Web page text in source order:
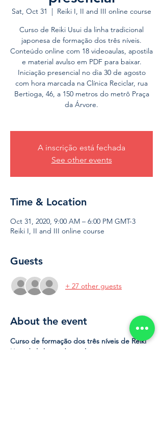
Sat, Oct 31
  |
Reiki I, II and III online course
Curso de Reiki Usui da linha tradicional
japonesa de formação dos três níveis.
Conteúdo online com 18 videoaulas, apostila
e material avulso em PDF para baixar.
Iniciação presencial no dia 30 de agosto
com hora marcada na Clínica Reciclar, rua
Bertioga, 46, a 150 metros do metrô Praça
da Árvore.
A inscrição está fechada
See other events
Time & Location
Oct 31, 2020, 9:00 AM – 6:00 PM GMT-3
Reiki I, II and III online course
Guests
+ 27 other guests
About the event
Curso de formação dos três níveis de Reiki
Usui da linha tradicional japonesa com